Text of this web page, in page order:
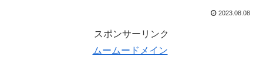
2023.08.08
スポンサーリンク
ムームードメイン